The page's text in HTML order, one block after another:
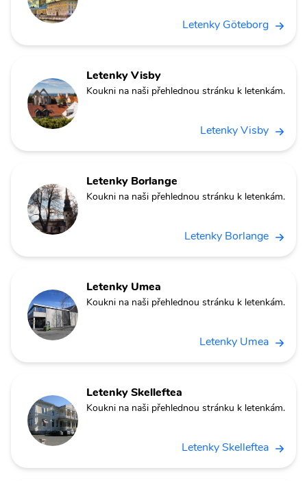
Letenky Göteborg
Letenky Visby
Koukni na naši přehlednou stránku k letenkám.
Letenky Visby
Letenky Borlange
Koukni na naši přehlednou stránku k letenkám.
Letenky Borlange
Letenky Umea
Koukni na naši přehlednou stránku k letenkám.
Letenky Umea
Letenky Skelleftea
Koukni na naši přehlednou stránku k letenkám.
Letenky Skelleftea